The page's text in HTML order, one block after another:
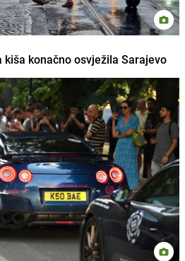
kiša konačno osvježila Sarajevo